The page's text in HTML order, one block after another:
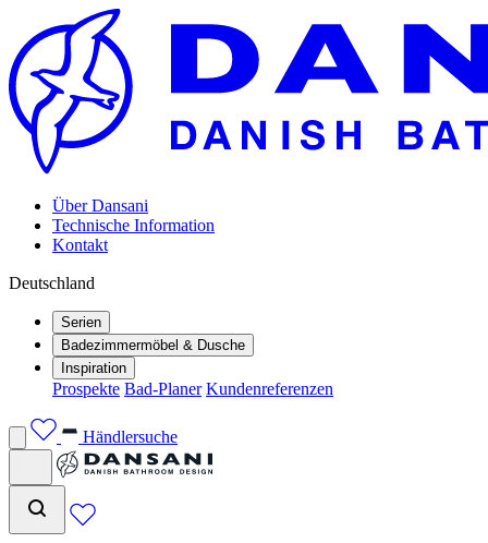
Über Dansani
Technische Information
Kontakt
Deutschland
Serien
Badezimmermöbel & Dusche
Inspiration
Prospekte Bad-Planer Kundenreferenzen
Händlersuche